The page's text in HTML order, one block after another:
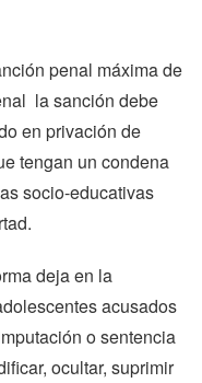
penal máxima de
la sanción debe
en privación de
tengan un condena
socio-educativas
deja en la
acusados
o sentencia
ocultar, suprimir